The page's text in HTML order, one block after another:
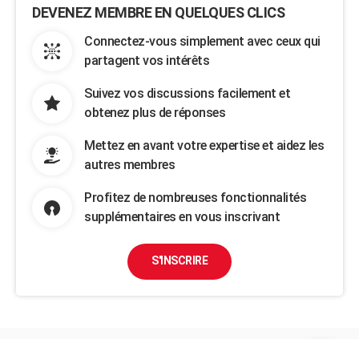
DEVENEZ MEMBRE EN QUELQUES CLICS
Connectez-vous simplement avec ceux qui
partagent vos intérêts
Suivez vos discussions facilement et
obtenez plus de réponses
Mettez en avant votre expertise et aidez les
autres membres
Profitez de nombreuses fonctionnalités
supplémentaires en vous inscrivant
S'INSCRIRE